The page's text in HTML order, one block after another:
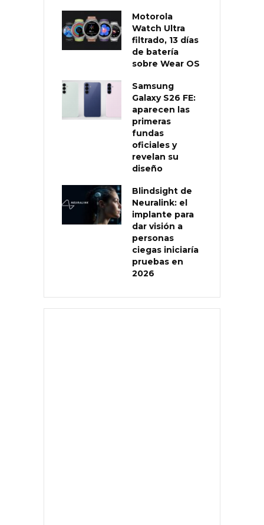
Motorola
Watch Ultra
filtrado, 13 días
de batería
sobre Wear OS
Samsung
Galaxy S26 FE:
aparecen las
primeras
fundas
oficiales y
revelan su
diseño
Blindsight de
Neuralink: el
implante para
dar visión a
personas
ciegas iniciaría
pruebas en
2026